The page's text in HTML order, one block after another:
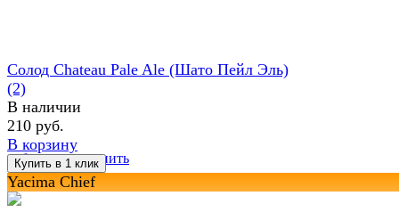
избранное сравнить
Солод Chateau Pale Ale (Шато Пейл Эль)
(2)
В наличии
210 руб.
В корзину
Yacima Chief